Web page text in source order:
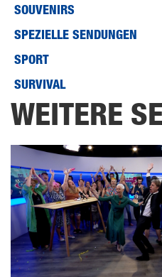
SOUVENIRS
SPEZIELLE SENDUNGEN
SPORT
SURVIVAL
WEITERE